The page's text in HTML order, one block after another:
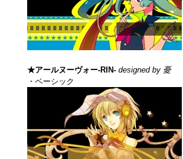
★アールヌーヴォー-RIN- designed by 憂
・ベーシック